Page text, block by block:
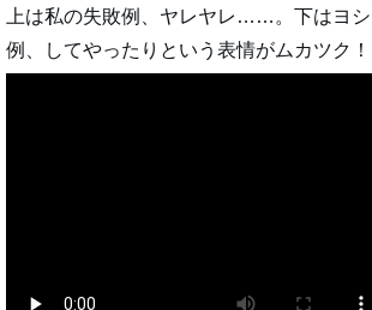
上は私の失敗例、ヤレヤレ……。下はヨ
例、してやったりという表情がムカツク！